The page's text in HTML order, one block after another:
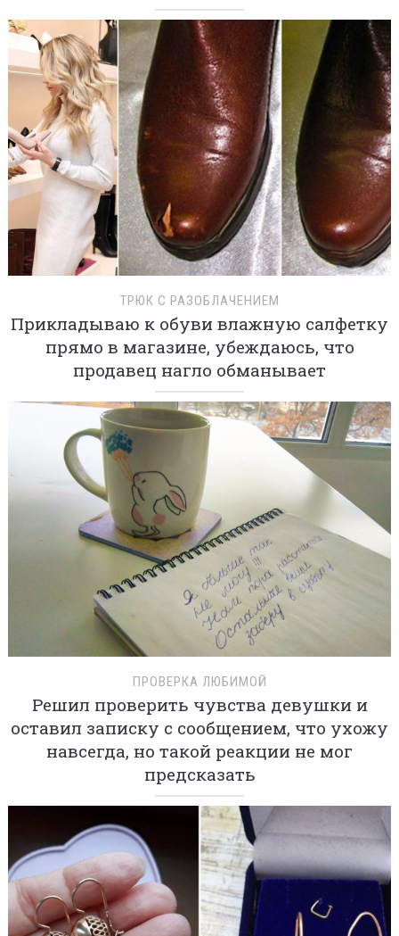
ТРЮК С РАЗОБЛАЧЕНИЕМ
Прикладываю к обуви влажную салфетку
прямо в магазине, убеждаюсь, что
продавец нагло обманывает
ПРОВЕРКА ЛЮБИМОЙ
Решил проверить чувства девушки и
оставил записку с сообщением, что ухожу
навсегда, но такой реакции не мог
предсказать